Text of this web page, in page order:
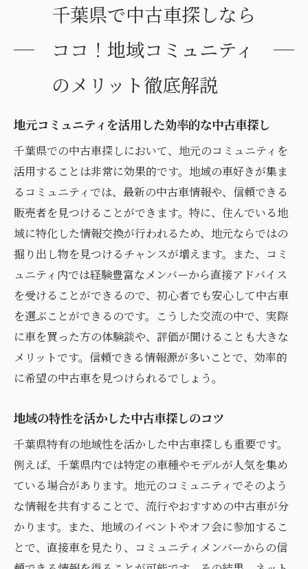
千葉県で中古車探しなら
ココ！地域コミュニティ
のメリット徹底解説
地元コミュニティを活用した効率的な中古車探し
千葉県での中古車探しにおいて、地元のコミュニティを
活用することは非常に効果的です。地域の車好きが集ま
るコミュニティでは、最新の中古車情報や、信頼できる
販売者を見つけることができます。特に、住んでいる地
域に特化した情報交換が行われるため、地元ならではの
掘り出し物を見つけるチャンスが増えます。また、コミ
ュニティ内では経験豊富なメンバーから直接アドバイス
を受けることができるので、初心者でも安心して中古車
を選ぶことができるのです。こうした交流の中で、実際
に車を買った方の体験談や、評価が聞けることも大きな
メリットです。信頼できる情報源が多いことで、効率的
に希望の中古車を見つけられるでしょう。
地域の特性を活かした中古車探しのコツ
千葉県特有の地域性を活かした中古車探しも重要です。
例えば、千葉県内では特定の車種やモデルが人気を集め
ている場合があります。地元のコミュニティでそのよう
な情報を共有することで、流行やおすすめの中古車が分
かります。また、地域のイベントやオフ会に参加するこ
とで、直接車を見たり、コミュニティメンバーからの信